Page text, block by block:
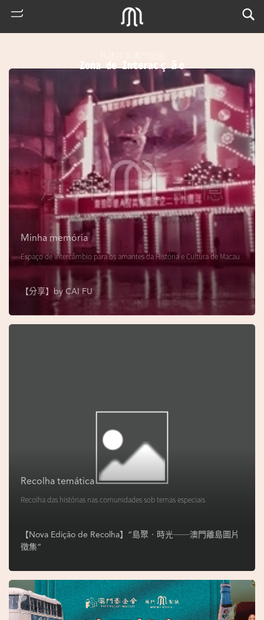
搜
o
Zona de Interacção
Minha memória
Espaço de intercâmbio para os amantes da História e Cultura de Macau
【分享】by CAI FU
Recolha temática
Recolha das histórias nas comunidades sob temas especiais
【Nova Edição de Recolha】“島聚‧時光──澳門離島圖片
徵集”